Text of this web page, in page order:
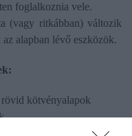
foglalkoznia vele.
(vagy ritkábban) változik
alapban lévő eszközök.
rövid kötvényalapok